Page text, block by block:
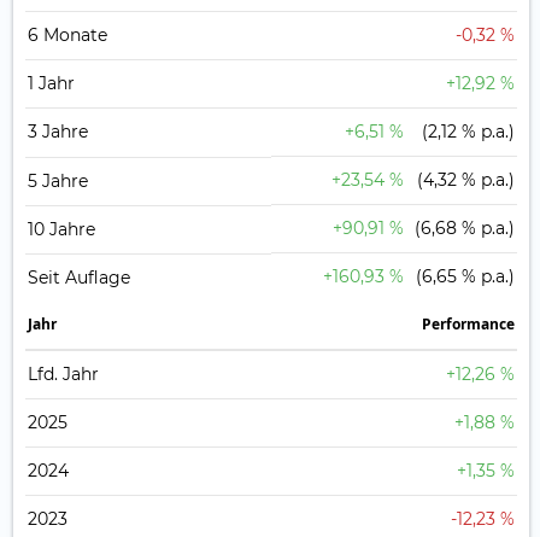
6 Monate -0,32 %
1 Jahr +12,92 %
3 Jahre +6,51 % (2,12 % p.a.)
5 Jahre +23,54 % (4,32 % p.a.)
10 Jahre +90,91 % (6,68 % p.a.)
Seit Auflage +160,93 % (6,65 % p.a.)
Jahr Perfor­mance
Lfd. Jahr +12,26 %
2025 +1,88 %
2024 +1,35 %
2023 -12,23 %